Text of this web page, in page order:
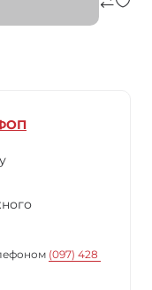
(097) 428